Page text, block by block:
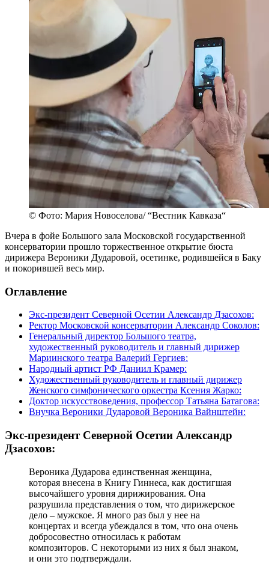
© Фото: Мария Новоселова/ “Вестник Кавказа“
Вчера в фойе Большого зала Московской государственной
консерватории прошло торжественное открытие бюста
дирижера Вероники Дударовой, осетинке, родившейся в Баку
и покорившей весь мир.
Оглавление
Экс-президент Северной Осетии Александр Дзасохов:
Ректор Московской консерватории Александр Соколов:
Генеральный директор Большого театра,
художественный руководитель и главный дирижер
Мариинского театра Валерий Гергиев:
Народный артист РФ Даниил Крамер:
Художественный руководитель и главный дирижер
Женского симфонического оркестра Ксения Жарко:
Доктор искусствоведения, профессор Татьяна Батагова:
Внучка Вероники Дударовой Вероника Вайнштейн:
Экс-президент Северной Осетии Александр
Дзасохов:
Вероника Дударова единственная женщина,
которая внесена в Книгу Гиннеса, как достигшая
высочайшего уровня дирижирования. Она
разрушила представления о том, что дирижерское
дело – мужское. Я много раз был у нее на
концертах и всегда убеждался в том, что она очень
добросовестно относилась к работам
композиторов. С некоторыми из них я был знаком,
и они это подтверждали.